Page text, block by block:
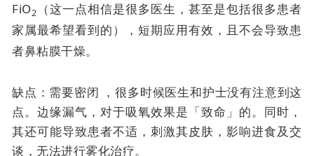
FiO2
（这一点相信是很多医生，甚至是包括很多患者
家属最希望看到的），短期应用有效，且不会导致患
者鼻粘膜干燥。
缺点：需要密闭 ，很多时候医生和护士没有注意到这
点。边缘漏气，对于吸氧效果是「致命」的。同时，
其还可能导致患者不适，刺激其皮肤，影响进食及交
谈，无法进行雾化治疗。